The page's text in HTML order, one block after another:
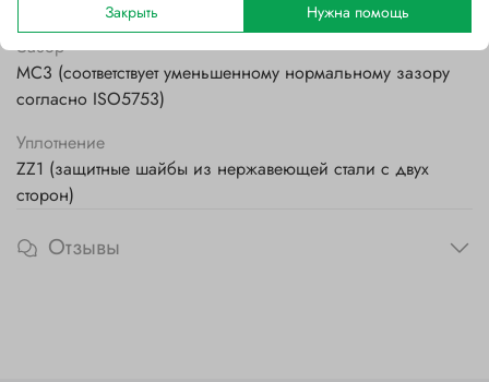
Зазор
MC3 (соответствует уменьшенному нормальному зазору
согласно ISO5753)
Уплотнение
ZZ1 (защитные шайбы из нержавеющей стали с двух
сторон)
Отзывы
Закрыть Нужна помощь